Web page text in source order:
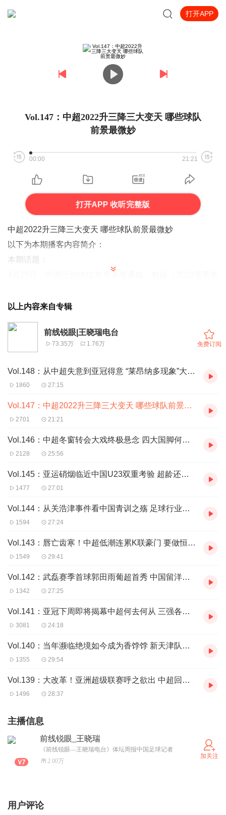
打开APP
Vol.147：中超2022升三降三大变天 哪些球队
前景最微妙
00:00 21:21
打开APP 收听完整版
中超2022升三降三大变天 哪些球队前景最微妙
以下为本期播客内容简介：
本期话题：
政策》以及《2022赛季职业联赛U-23球员相关政策》。此
举标志着距离新赛季中超、中甲开打已是越来越近。而相比
往年不同的是，新赛季中超将要采取“升3降3”政策，这能否
让死水一潭的职业联赛重新焕发活力？
以上内容来自专辑
前线锐眼|王晓瑞电台
73.35万 1.76万 免费订阅
Vol.148：从中超失意到亚冠得意 “莱昂纳多现象”大反思
1860 27:15
Vol.147：中超2022升三降三大变天 哪些球队前景最微妙
2701 21:21
Vol.146：中超冬窗转会大戏终极悬念 四大国脚何去何从？
2128 25:56
Vol.145：亚运硝烟临近中国U23双重考验 超龄还有悬念吗
1477 27:01
Vol.144：从关浩津事件看中国青训之殇 足球行业风险几何
1594 27:24
Vol.143：唇亡齿寒！中超低潮连累K联豪门 要做恒大第二？
1549 29:41
Vol.142：武磊赛季首球郭田雨葡超首秀 中国留洋即将井喷
1342 27:25
Vol.141：亚冠下周即将揭幕中超何去何从 三强各有小九九
3081 24:18
Vol.140：当年濒临绝境如今成为香饽饽 新天津队浴火重生
1355 29:54
Vol.139：大改革！亚洲超级联赛呼之欲出 中超回暖新契机
1496 28:37
主播信息
前线锐眼_王晓瑞
《前线锐眼—王晓瑞电台》体坛周报中国足球记者
2.00万
加关注
用户评论